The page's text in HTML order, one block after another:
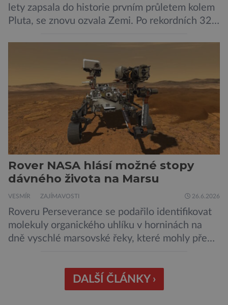
lety zapsala do historie prvním průletem kolem
Pluta, se znovu ozvala Zemi. Po rekordních 321
podle NASA je ve výtečném stavu. Nyní ji čeká
další etapa její mise, jejíž ambicí je přinést
dosud nejpodrobnější […]
Rover NASA hlásí možné stopy
dávného života na Marsu
VESMÍR ZAJÍMAVOSTI 26.6.2026
Roveru Perseverance se podařilo identifikovat
molekuly organického uhlíku v horninách na
dně vyschlé marsovské řeky, které mohly před
Měření provedená přístrojem Sherloc,
umístěném na roveru Perseverance,
DALŠÍ ČLÁNKY ›